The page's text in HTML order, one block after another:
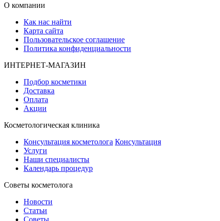
О компании
Как нас найти
Карта сайта
Пользовательское соглашение
Политика конфиденциальности
ИНТЕРНЕТ-МАГАЗИН
Подбор косметики
Доставка
Оплата
Акции
Косметологическая клиника
Консультация косметолога Консультация
Услуги
Наши специалисты
Календарь процедур
Cоветы косметолога
Новости
Статьи
Советы